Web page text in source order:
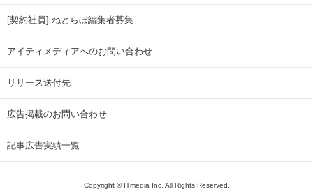
[契約社員] ねとらぼ編集者募集
アイティメディアへのお問い合わせ
リリース送付先
広告掲載のお問い合わせ
記事広告実績一覧
Copyright © ITmedia Inc. All Rights Reserved.